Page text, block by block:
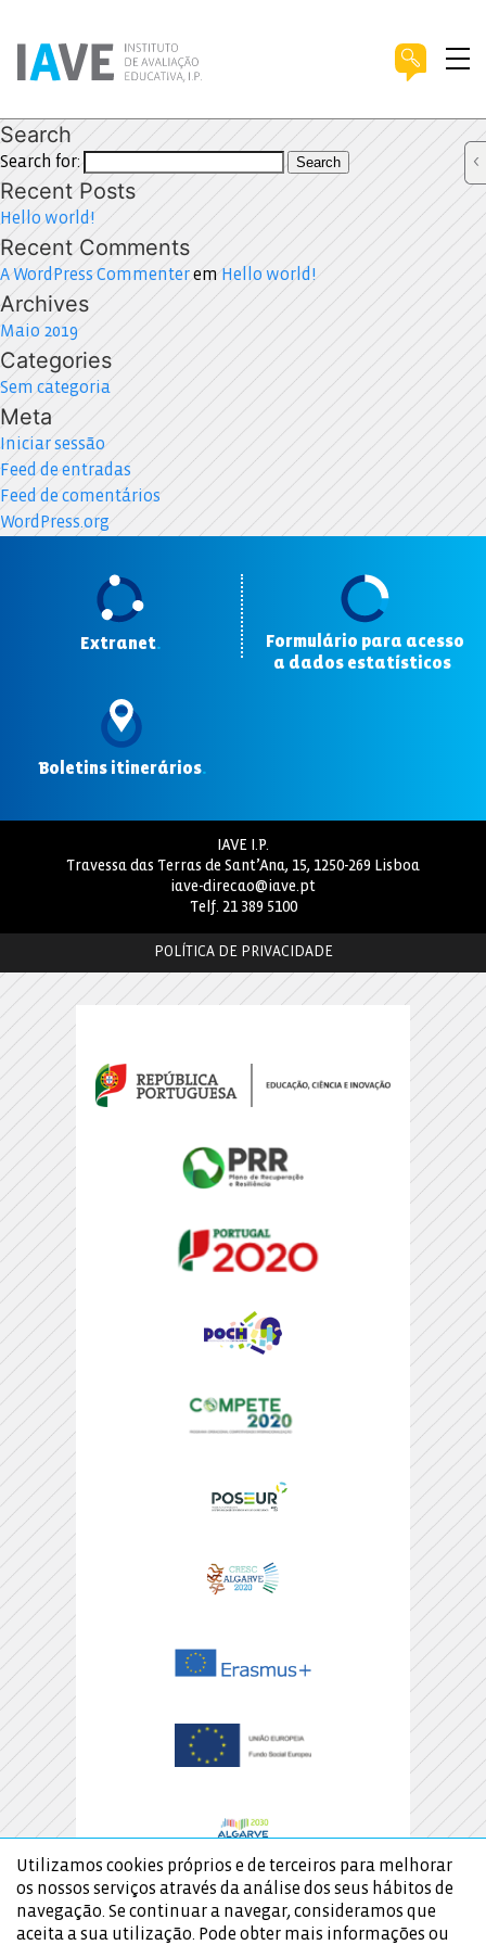
Search
Search for: Search
Recent Posts
Hello world!
Recent Comments
A WordPress Commenterem Hello world!
Archives
Maio 2019
Categories
Sem categoria
Meta
Iniciar sessão
Feed de entradas
Feed de comentários
WordPress.org
Extranet.
Formulário para acesso
a dados estatísticos
Boletins itinerários.
IAVE I.P.
Travessa das Terras de Sant’Ana, 15, 1250-269 Lisboa
iave-direcao@iave.pt
Telf. 21 389 5100
POLÍTICA DE PRIVACIDADE
Utilizamos cookies próprios e de terceiros para melhorar
os nossos serviços através da análise dos seus hábitos de
navegação. Se continuar a navegar, consideramos que
aceita a sua utilização. Pode obter mais informações ou